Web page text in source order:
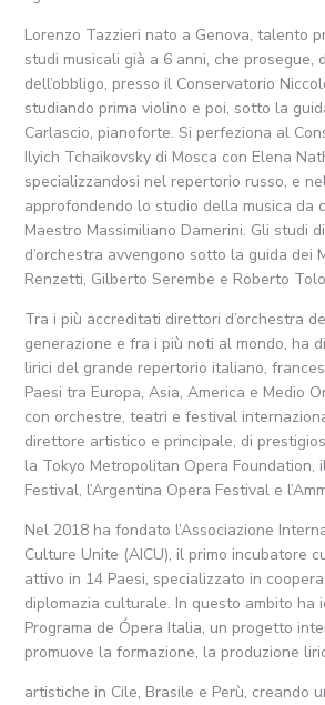
Lorenzo Tazzieri nato a Genova, talento
studi musicali già a 6 anni, che prosegue,
dell’obbligo, presso il Conservatorio
studiando prima violino e poi, sotto la
Carlascio, pianoforte. Si perfeziona al
Ilyich Tchaikovsky di Mosca con Elena
specializzandosi nel repertorio russo, e
approfondendo lo studio della musica da
Maestro Massimiliano Damerini. Gli studi
d’orchestra avvengono sotto la guida dei
Renzetti, Gilberto Serembe e Roberto
Tra i più accreditati direttori d’orchestra
generazione e fra i più noti al mondo, ha
lirici del grande repertorio italiano,
Paesi tra Europa, Asia, America e Medio
con orchestre, teatri e festival
direttore artistico e principale, di
la Tokyo Metropolitan Opera Foundation,
Festival, l’Argentina Opera Festival e
Nel 2018 ha fondato l’Associazione
Culture Unite (AICU), il primo incubatore
attivo in 14 Paesi, specializzato in
diplomazia culturale. In questo ambito ha
Programa de Ópera Italia, un progetto
promuove la formazione, la produzione
artistiche in Cile, Brasile e Perù, creando